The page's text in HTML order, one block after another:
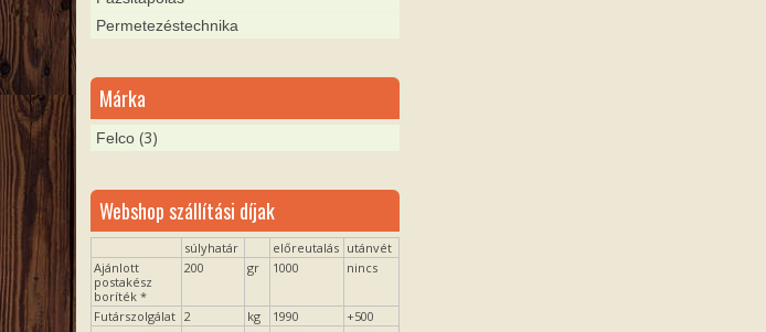
Permetezéstechnika
Márka
Felco (3)
Webshop szállítási díjak
súlyhatár előreutalás utánvét
Ajánlott
postakész
boríték *
200 gr 1000 nincs
Futárszolgálat 2 kg 1990
+500